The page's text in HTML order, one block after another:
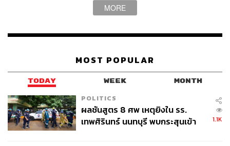
MORE
MOST POPULAR
TODAY WEEK MONTH
POLITICS
ผลชันสูตร 8 ศพ เหตุยิงใน รร.
เทพศิรินทร์ นนทบุรี พบกระสุนเข้า
1.1K